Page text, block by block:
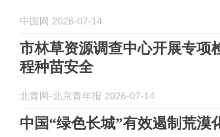
中国网 2026-07-14
市林草资源调查中心开展专项
程种苗安全
北青网-北京青年报 2026-07-14
中国“绿色长城”有效遏制荒漠